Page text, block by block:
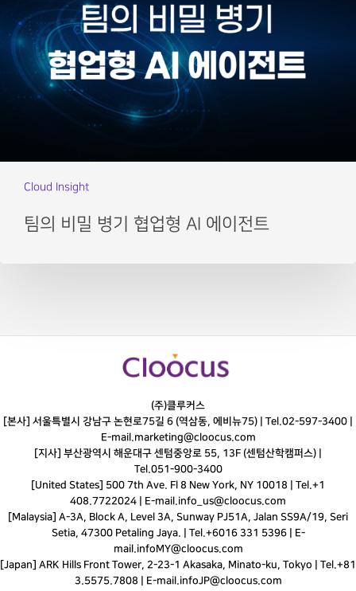
Cloud Insight
팀의 비밀 병기 협업형 AI 에이전트
(주)클루커스
[본사] 서울특별시 강남구 논현로75길 6 (역삼동, 에비뉴75) | Tel.02-597-3400
E-mail.marketing@cloocus.com
[지사] 부산광역시 해운대구 센텀중앙로 55, 13F (센텀산학캠퍼스) |
Tel.051-900-3400
[United States] 500 7th Ave. Fl 8 New York, NY 10018 | Tel.+1
408.7722024 | E-mail.info_us@cloocus.com
[Malaysia] A-3A, Block A, Level 3A, Sunway PJ51A, Jalan SS9A/19, Seri
Setia, 47300 Petaling Jaya. | Tel.+6016 331 5396 | E-
mail.infoMY@cloocus.com
[Japan] ARK Hills Front Tower, 2-23-1 Akasaka, Minato-ku, Tokyo | Tel.+81
3.5575.7808 | E-mail.infoJP@cloocus.com